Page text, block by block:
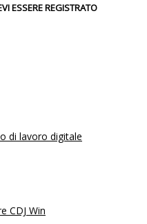
ESSERE REGISTRATO
di lavoro digitale
CDJ Win